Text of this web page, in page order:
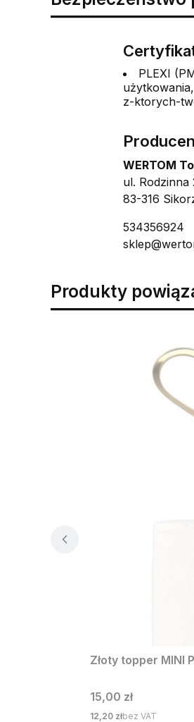
PLEXI
z-ktorych-
WERTOM
ul. Rodzinna
83-316
534356924
Produkty
Złoty topper MINI
Cena
15,00 zł
Cena
12,20 złbez VAT